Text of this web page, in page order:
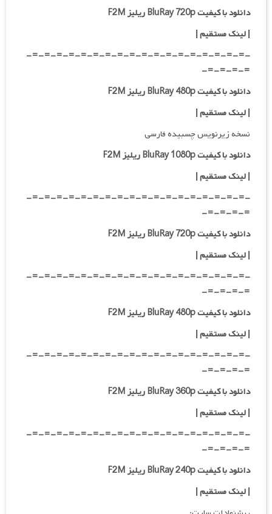
دانلود با کیفیت BluRay 720p ریلیز F2M
| لینک مستقیم|
-=-=-=-=-=-=-=-=-=-=-=-=-=-=-=-=-=-=-
=-=-=-=-
دانلود با کیفیت BluRay 480p ریلیز F2M
| لینک مستقیم|
نسخه زیرنویس چسبیده فارسی
دانلود با کیفیت BluRay 1080p ریلیز F2M
|لینک مستقیم|
-=-=-=-=-=-=-=-=-=-=-=-=-=-=-=-=-=-=-
=-=-=-=-
دانلود با کیفیت BluRay 720p ریلیز F2M
| لینک مستقیم|
-=-=-=-=-=-=-=-=-=-=-=-=-=-=-=-=-=-=-
=-=-=-=-
دانلود با کیفیت BluRay 480p ریلیز F2M
| لینک مستقیم|
-=-=-=-=-=-=-=-=-=-=-=-=-=-=-=-=-=-=-
=-=-=-=-
دانلود با کیفیت BluRay 360p ریلیز F2M
| لینک مستقیم|
-=-=-=-=-=-=-=-=-=-=-=-=-=-=-=-=-=-=-
=-=-=-=-
دانلود با کیفیت BluRay 240p ریلیز F2M
| لینک مستقیم|